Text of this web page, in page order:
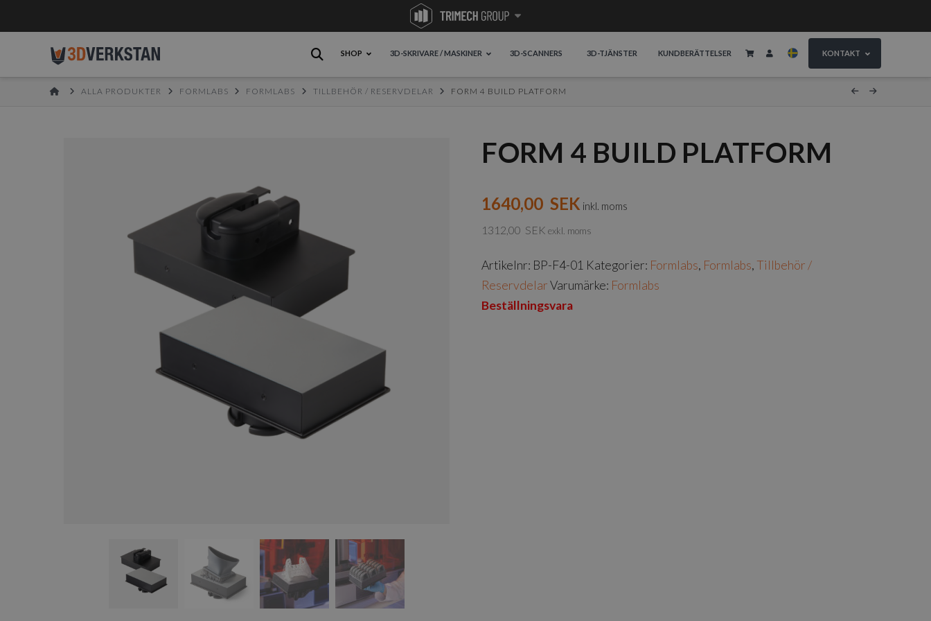
SHOP 3D-SKRIVARE / MASKINER 3D-SCANNERS 3D-TJÄNSTER KUNDBERÄTTELSER KONTAKT
HOMEALLA PRODUKTER FORMLABS FORMLABS TILLBEHÖR / RESERVDELAR FORM 4 BUILD PLATFORM
FORM 4 BUILD PLATFORM
1640,00 SEK inkl. moms
1312,00 SEK exkl. moms
Artikelnr: BP-F4-01 Kategorier: Formlabs, Formlabs,Tillbehör /
Reservdelar Varumärke: Formlabs
Beställningsvara